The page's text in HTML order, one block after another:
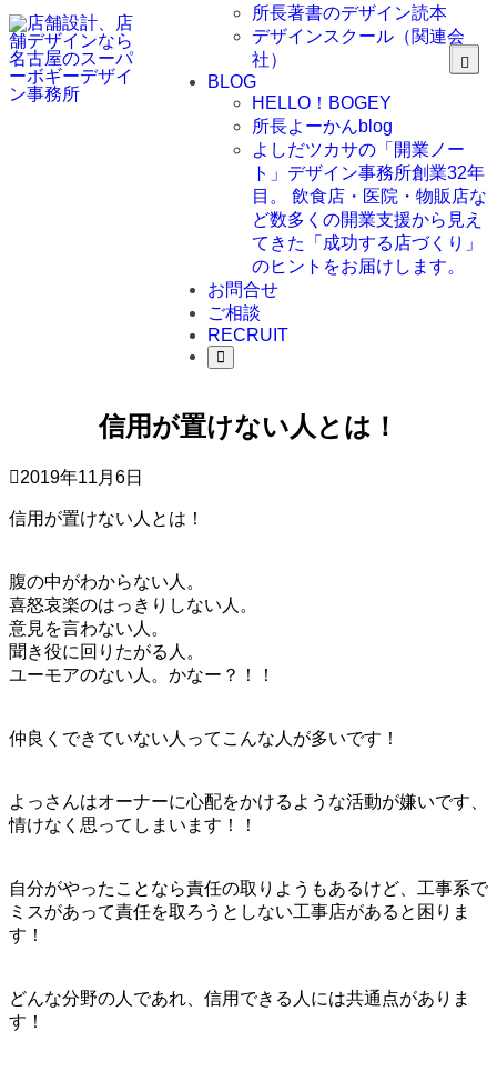
所長著書のデザイン読本
デザインスクール（関連会
社）
BLOG
HELLO！BOGEY
所長よーかんblog
よしだツカサの「開業ノー
ト」 デザイン事務所創業32年
目。 飲食店・医院・物販店な
ど数多くの開業支援から見え
てきた「成功する店づくり」
のヒントをお届けします。
お問合せ
ご相談
RECRUIT
信用が置けない人とは！
2019年11月6日
信用が置けない人とは！
腹の中がわからない人。
喜怒哀楽のはっきりしない人。
意見を言わない人。
聞き役に回りたがる人。
ユーモアのない人。かなー？！！
仲良くできていない人ってこんな人が多いです！
よっさんはオーナーに心配をかけるような活動が嫌いです、
情けなく思ってしまいます！！
自分がやったことなら責任の取りようもあるけど、工事系で
ミスがあって責任を取ろうとしない工事店があると困りま
す！
どんな分野の人であれ、信用できる人には共通点がありま
す！